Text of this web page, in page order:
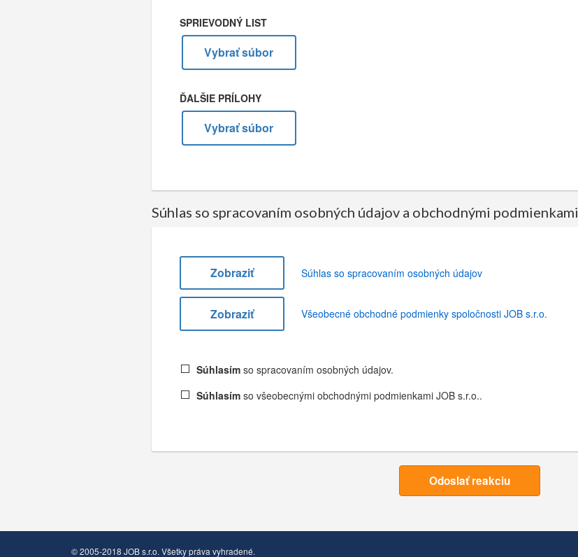
SPRIEVODNÝ LIST
Vybrať súbor
ĎALŠIE PRÍLOHY
Vybrať súbor
Súhlas so spracovaním osobných údajov a obchodnými podmienkami
Zobraziť Súhlas so spracovaním osobných údajov
Zobraziť Všeobecné obchodné podmienky spoločnosti JOB s.r.o.
Súhlasím so spracovaním osobných údajov.
Súhlasím so všeobecnými obchodnými podmienkami JOB s.r.o..
Odoslať reakciu
© 2005-2018 JOB s.r.o. Všetky práva vyhradené.